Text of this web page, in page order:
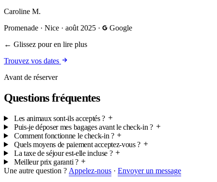
Caroline M.
Promenade · Nice · août 2025 ·
Google
← Glissez pour en lire plus
Trouvez vos dates
Avant de réserver
Questions fréquentes
Les animaux sont-ils acceptés ?
Puis-je déposer mes bagages avant le check-in ?
Comment fonctionne le check-in ?
Quels moyens de paiement acceptez-vous ?
La taxe de séjour est-elle incluse ?
Meilleur prix garanti ?
Une autre question ? Appelez-nous · Envoyer un message